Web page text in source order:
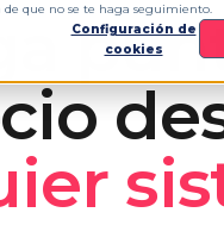
que no se te haga seguimiento.
Configuración de
cookies